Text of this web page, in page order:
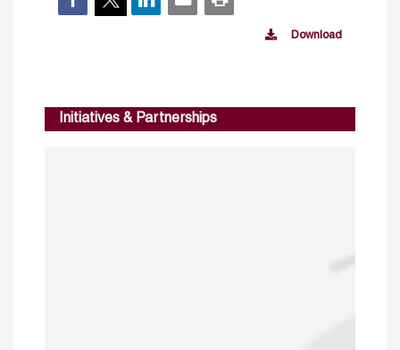
Download
Initiatives & Partnerships